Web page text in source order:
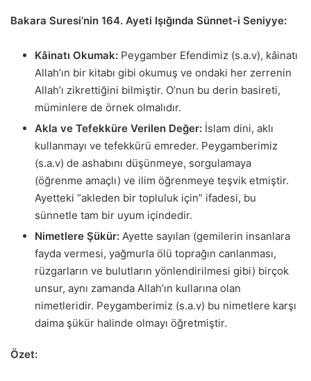
Bakara Suresi’nin 164. Ayeti Işığında Sünnet-i Seniyye:
Kâinatı Okumak: Peygamber Efendimiz (s.a.v), kâinatı
Allah’ın bir kitabı gibi okumuş ve ondaki her zerrenin
Allah’ı zikrettiğini bilmiştir. O’nun bu derin basireti,
müminlere de örnek olmalıdır.
Akla ve Tefekküre Verilen Değer: İslam dini, aklı
kullanmayı ve tefekkürü emreder. Peygamberimiz
(s.a.v) de ashabını düşünmeye, sorgulamaya
(öğrenme amaçlı) ve ilim öğrenmeye teşvik etmiştir.
Ayetteki “akleden bir topluluk için” ifadesi, bu
sünnetle tam bir uyum içindedir.
Nimetlere Şükür: Ayette sayılan (gemilerin insanlara
fayda vermesi, yağmurla ölü toprağın canlanması,
rüzgarların ve bulutların yönlendirilmesi gibi) birçok
unsur, aynı zamanda Allah’ın kullarına olan
nimetleridir. Peygamberimiz (s.a.v) bu nimetlere karşı
daima şükür halinde olmayı öğretmiştir.
Özet: